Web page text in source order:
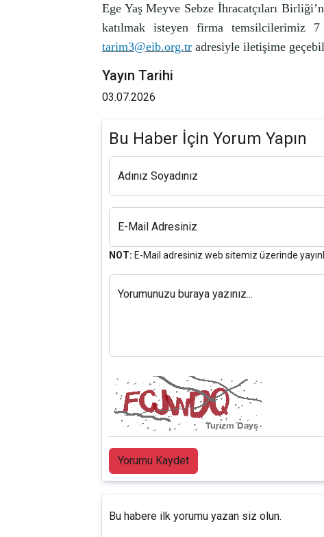
Ege Yaş Meyve Sebze İhracatçıları
katılmak isteyen firma temsilcilerimiz
tarim3@eib.org.tr adresiyle iletişime
Yayın Tarihi
03.07.2026
Bu Haber İçin Yorum Yapın
Adınız Soyadınız
E-Mail Adresiniz
NOT: E-Mail adresiniz web sitemiz üzerinde
Yorumunuzu buraya yazınız...
Yorumu Kaydet
Bu habere ilk yorumu yazan siz olun.